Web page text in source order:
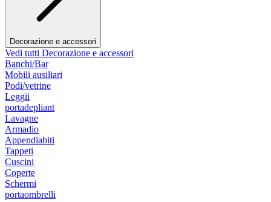
Decorazione e accessori
Vedi tutti Decorazione e accessori
Banchi/Bar
Mobili ausiliari
Podi/vetrine
Leggii
portadepliant
Lavagne
Armadio
Appendiabiti
Tappeti
Cuscini
Coperte
Schermi
portaombrelli